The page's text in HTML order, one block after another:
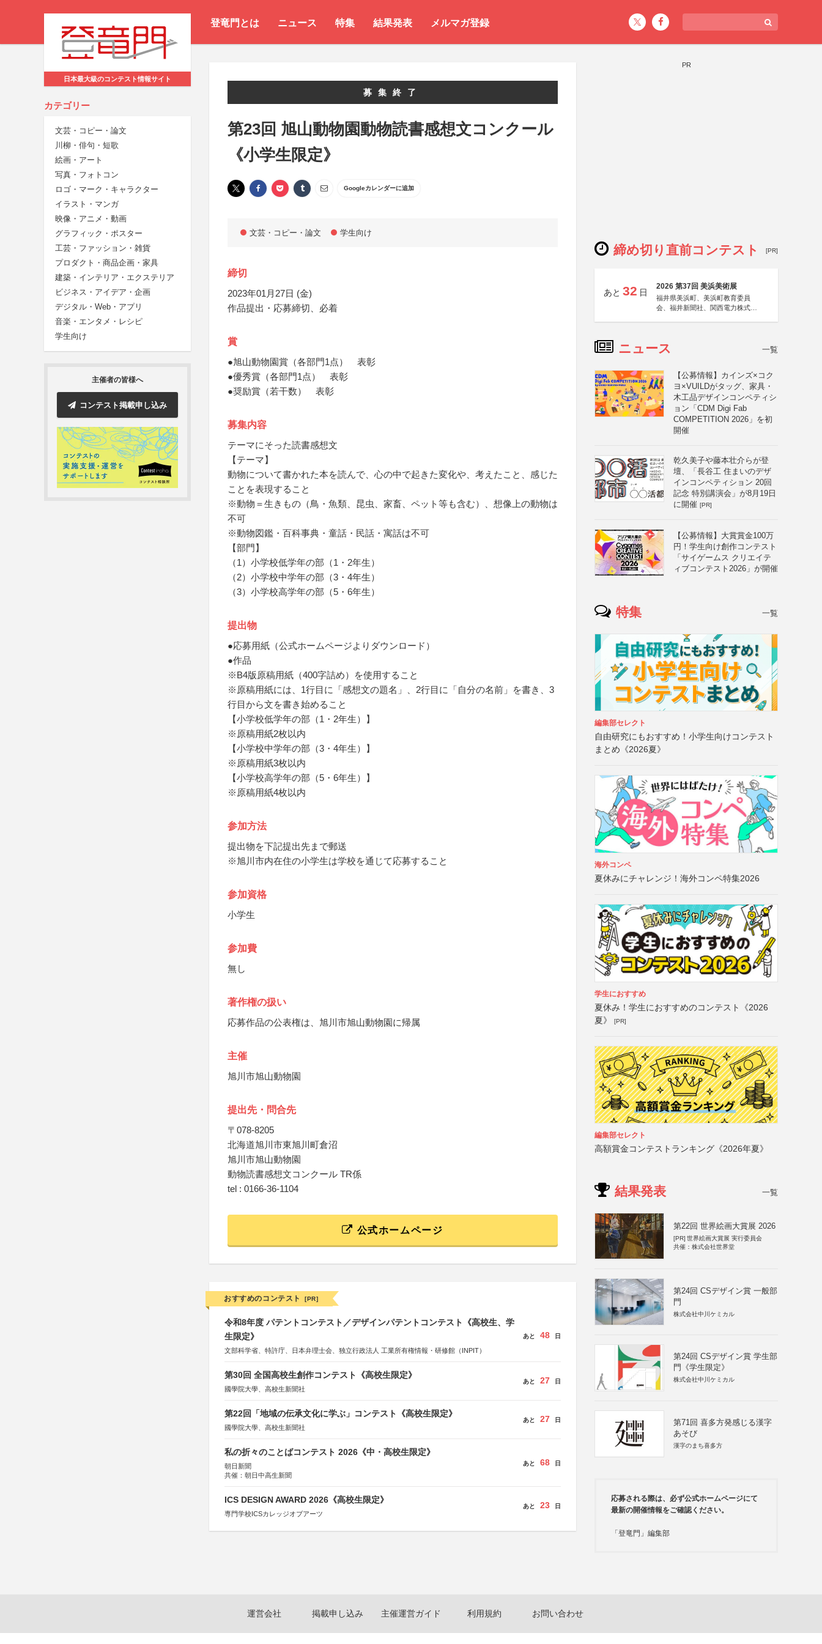
登竜門とは ニュース 特集 結果発表 メルマガ登録
日本最大級のコンテスト情報サイト
カテゴリー
文芸・コピー・論文
川柳・俳句・短歌
絵画・アート
写真・フォトコン
ロゴ・マーク・キャラクター
イラスト・マンガ
映像・アニメ・動画
グラフィック・ポスター
工芸・ファッション・雑貨
プロダクト・商品企画・家具
建築・インテリア・エクステリア
ビジネス・アイデア・企画
デジタル・Web・アプリ
音楽・エンタメ・レシピ
学生向け
主催者の皆様へ
コンテスト掲載申し込み
募集終了
第23回 旭山動物園動物読書感想文コンクール
《小学生限定》
Googleカレンダーに追加
文芸・コピー・論文 学生向け
締切
2023年01月27日 (金)
作品提出・応募締切、必着
賞
●旭山動物園賞（各部門1点） 表彰
●優秀賞（各部門1点） 表彰
●奨励賞（若干数） 表彰
募集内容
テーマにそった読書感想文
【テーマ】
動物について書かれた本を読んで、心の中で起きた変化や、考えたこと、感じた
ことを表現すること
※動物＝生きもの（鳥・魚類、昆虫、家畜、ペット等も含む）、想像上の動物は
不可
※動物図鑑・百科事典・童話・民話・寓話は不可
【部門】
（1）小学校低学年の部（1・2年生）
（2）小学校中学年の部（3・4年生）
（3）小学校高学年の部（5・6年生）
提出物
●応募用紙（公式ホームページよりダウンロード）
●作品
※B4版原稿用紙（400字詰め）を使用すること
※原稿用紙には、1行目に「感想文の題名」、2行目に「自分の名前」を書き、3
行目から文を書き始めること
【小学校低学年の部（1・2年生）】
※原稿用紙2枚以内
【小学校中学年の部（3・4年生）】
※原稿用紙3枚以内
【小学校高学年の部（5・6年生）】
※原稿用紙4枚以内
参加方法
提出物を下記提出先まで郵送
※旭川市内在住の小学生は学校を通じて応募すること
参加資格
小学生
参加費
無し
著作権の扱い
応募作品の公表権は、旭川市旭山動物園に帰属
主催
旭川市旭山動物園
提出先・問合先
〒078-8205
北海道旭川市東旭川町倉沼
旭川市旭山動物園
動物読書感想文コンクール TR係
tel : 0166-36-1104
公式ホームページ
おすすめのコンテスト [PR]
令和8年度 パテントコンテスト／デザインパテントコンテスト《高校生、学
生限定》
文部科学省、特許庁、日本弁理士会、独立行政法人 工業所有権情報・研修館（INPIT）
あと 48 日
第30回 全国高校生創作コンテスト《高校生限定》
國學院大學、高校生新聞社
あと 27 日
第22回「地域の伝承文化に学ぶ」コンテスト《高校生限定》
國學院大學、高校生新聞社
あと 27 日
私の折々のことばコンテスト 2026《中・高校生限定》
朝日新聞
共催：朝日中高生新聞
あと 68 日
ICS DESIGN AWARD 2026《高校生限定》
専門学校ICSカレッジオブアーツ
あと 23 日
PR
締め切り直前コンテスト [PR]
あと 32 日
2026 第37回 美浜美術展
福井県美浜町、美浜町教育委員
会、福井新聞社、関西電力株式会
ニュース 一覧
【公募情報】カインズ×コク
ヨ×VUILDがタッグ、家具・
木工品デザインコンペティシ
ョン「CDM Digi Fab
COMPETITION 2026」を初
開催
乾久美子や藤本壮介らが登
壇、「長谷工 住まいのデザ
インコンペティション 20回
記念 特別講演会」が8月19日
に開催 [PR]
【公募情報】大賞賞金100万
円！学生向け創作コンテスト
「サイゲームス クリエイテ
ィブコンテスト2026」が開催
特集 一覧
編集部セレクト
自由研究にもおすすめ！小学生向けコンテスト
まとめ《2026夏》
海外コンペ
夏休みにチャレンジ！海外コンペ特集2026
学生におすすめ
夏休み！学生におすすめのコンテスト《2026
夏》
[PR]
編集部セレクト
高額賞金コンテストランキング《2026年夏》
結果発表 一覧
第22回 世界絵画大賞展 2026
[PR] 世界絵画大賞展 実行委員会
共催：株式会社世界堂
第24回 CSデザイン賞 一般部
門
株式会社中川ケミカル
第24回 CSデザイン賞 学生部
門《学生限定》
株式会社中川ケミカル
第71回 喜多方発感じる漢字
あそび
漢字のまち喜多方
応募される際は、必ず公式ホームページにて
最新の開催情報をご確認ください。
「登竜門」編集部
運営会社 掲載申し込み 主催運営ガイド 利用規約 お問い合わせ